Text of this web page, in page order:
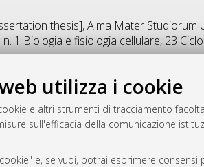
utilizza i cookie
e altri strumenti di tracciamento
sull'efficacia della comunicazione
e, se vuoi, potrai esprimere
thesis], Alma Mater
1 Biologia e fisiologia cellulare, 23